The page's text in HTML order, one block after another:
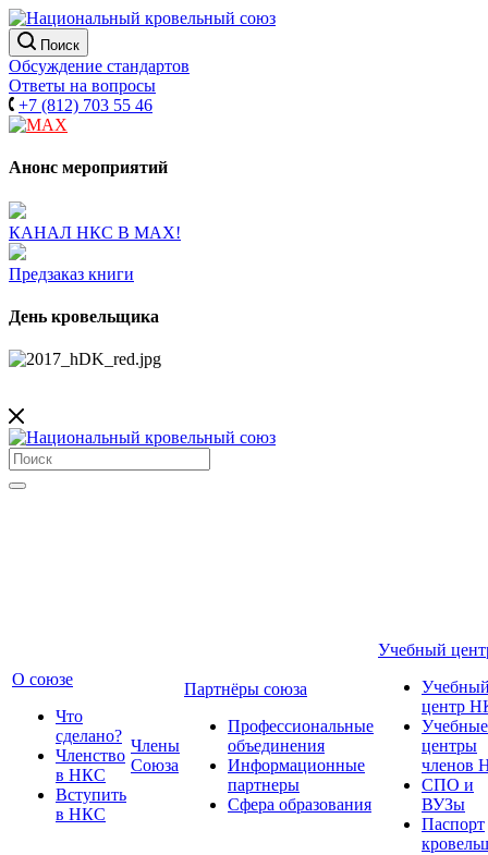
Поиск
Обсуждение стандартов
Ответы на вопросы
+7 (812) 703 55 46
Анонс мероприятий
КАНАЛ НКС В МАХ!
Предзаказ книги
День кровельщика
О союзе
Что
сделано?
Членство
в НКС
Вступить
в НКС
Члены
Союза
Партнёры союза
Профессиональные
объединения
Информационные
партнеры
Сфера образования
Учебный
центр
Учебные
центры
членов
СПО и
ВУЗы
Паспорт